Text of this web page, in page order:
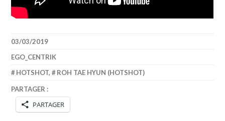
03/03/2019
EGO_CENTRIK
HOTSHOT, ROH TAE HYUN (HOTSHOT)
PARTAGER :
PARTAGER